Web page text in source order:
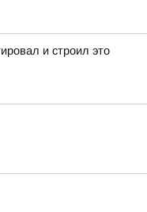
и строил это